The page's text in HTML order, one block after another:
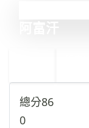
總分86
0